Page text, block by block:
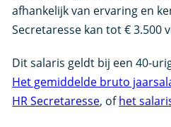
afhankelijk van ervaring en
Secretaresse kan tot € 3.500
Dit salaris geldt bij een 40-
Het gemiddelde bruto
HR Secretaresse, ofhet